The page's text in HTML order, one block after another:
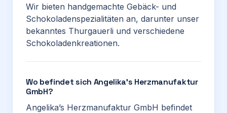
Wir bieten handgemachte Gebäck- und
Schokoladenspezialitäten an, darunter unser
bekanntes Thurgauerli und verschiedene
Schokoladenkreationen.
Wo befindet sich Angelika’s Herzmanufaktur
GmbH?
Angelika’s Herzmanufaktur GmbH befindet